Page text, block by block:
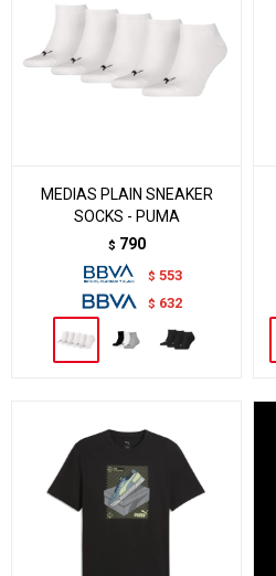
MEDIAS PLAIN SNEAKER
SOCKS - PUMA
$ 790
$ 553
$ 632